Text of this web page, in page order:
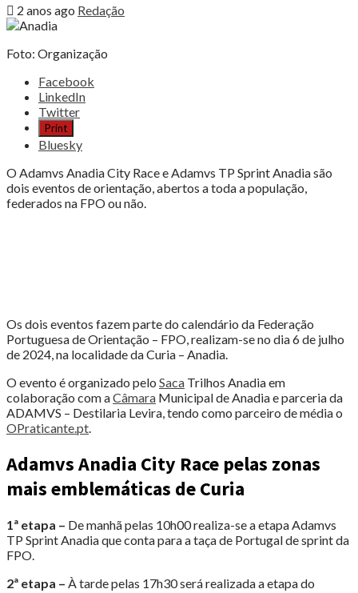
2 anos ago Redação
Foto: Organização
Share
post
"ANADIA
CITY
COM
TRILHOS
DESAFIANTES"
Facebook
LinkedIn
Twitter
Print
Bluesky
O Adamvs Anadia City Race e Adamvs TP Sprint Anadia são
dois eventos de orientação, abertos a toda a população,
federados na FPO ou não.
Os dois eventos fazem parte do calendário da Federação
Portuguesa de Orientação – FPO, realizam-se no dia 6 de julho
de 2024, na localidade da Curia – Anadia.
O evento é organizado pelo Saca Trilhos Anadia em
colaboração com aCâmara Municipal de Anadia e parceria da
ADAMVS – Destilaria Levira, tendo como parceiro de média o
OPraticante.pt.
Adamvs Anadia City Race pelas zonas
mais emblemáticas de Curia
1ª etapa – De manhã pelas 10h00 realiza-se a etapa Adamvs
TP Sprint Anadia que conta para a taça de Portugal de sprint da
FPO.
2ª etapa – À tarde pelas 17h30 será realizada a etapa do